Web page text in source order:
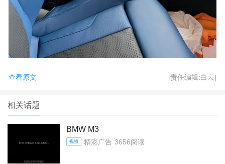
查看原文 [责任编辑:白云]
相关话题
BMW M3
视频 精彩广告 3656阅读